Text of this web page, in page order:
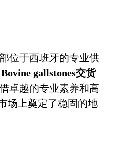
位于西班牙的专业供
Bovine gallstones交货
卓越的专业素养和高
场上奠定了稳固的地